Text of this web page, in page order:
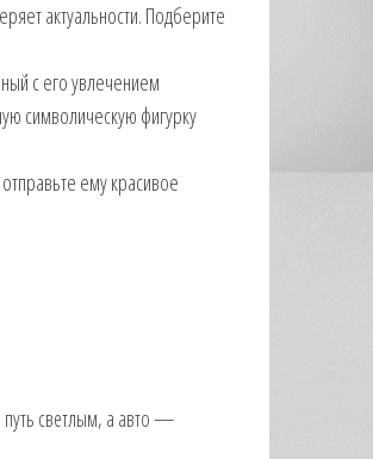
актуальности. Подберите
с его увлечением
символическую фигурку
ему красивое
путь светлым, а авто —